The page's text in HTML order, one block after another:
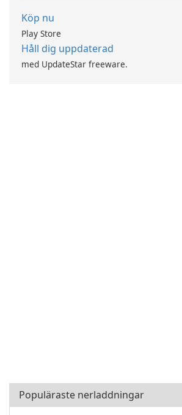
Köp nu
Play Store
Håll dig uppdaterad
med UpdateStar freeware.
Populäraste nerladdningar